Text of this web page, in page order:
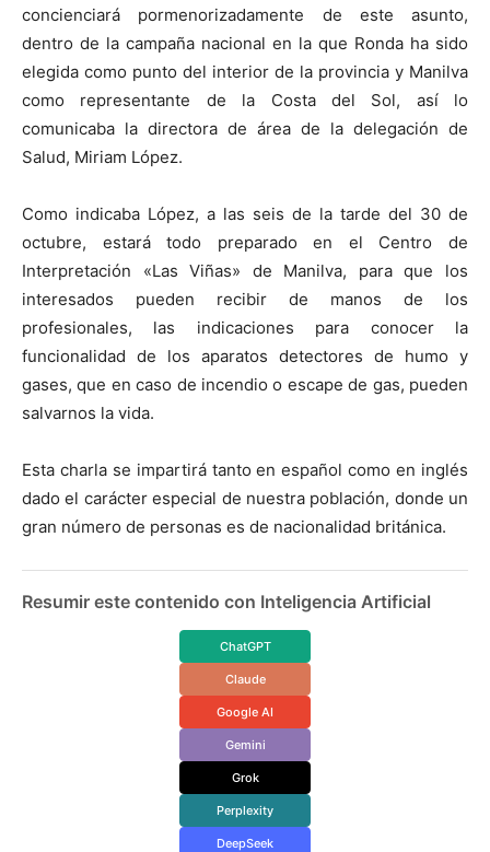
concienciará pormenorizadamente de este asunto,
dentro de la campaña nacional en la que Ronda ha sido
elegida como punto del interior de la provincia y Manilva
como representante de la Costa del Sol, así lo
comunicaba la directora de área de la delegación de
Salud, Miriam López.
Como indicaba López, a las seis de la tarde del 30 de
octubre, estará todo preparado en el Centro de
Interpretación «Las Viñas» de Manilva, para que los
interesados pueden recibir de manos de los
profesionales, las indicaciones para conocer la
funcionalidad de los aparatos detectores de humo y
gases, que en caso de incendio o escape de gas, pueden
salvarnos la vida.
Esta charla se impartirá tanto en español como en inglés
dado el carácter especial de nuestra población, donde un
gran número de personas es de nacionalidad británica.
Resumir este contenido con Inteligencia Artificial
ChatGPT
Claude
Google AI
Gemini
Grok
Perplexity
DeepSeek